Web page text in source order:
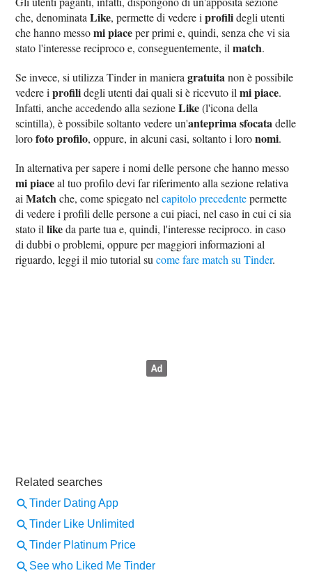
che, denominataLike, permette di vedere iprofilidegli utenti
che hanno messomi piaceper primi e, quindi, senza che vi sia
stato l'interesse reciproco e, conseguentemente, ilmatch.
Se invece, si utilizza Tinder in manieragratuitanon è possibile
vedere iprofilidegli utenti dai quali si è ricevuto ilmi piace.
Infatti, anche accedendo alla sezioneLike(l'icona della
scintilla), è possibile soltanto vedere un'anteprima sfocatadelle
lorofoto profilo, oppure, in alcuni casi, soltanto i loronomi.
In alternativa per sapere i nomi delle persone che hanno messo
mi piaceal tuo profilo devi far riferimento alla sezione relativa
aiMatchche, come spiegato nelcapitolo precedentepermette
di vedere i profili delle persone a cui piaci, nel caso in cui ci sia
stato illikeda parte tua e, quindi, l'interesse reciproco. in caso
di dubbi o problemi, oppure per maggiori informazioni al
riguardo, leggi il mio tutorial sucome fare match su Tinder.